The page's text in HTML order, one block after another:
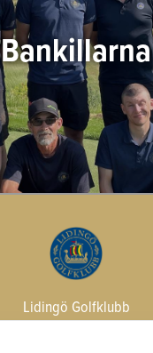
Bankillarna
Lidingö Golfklubb